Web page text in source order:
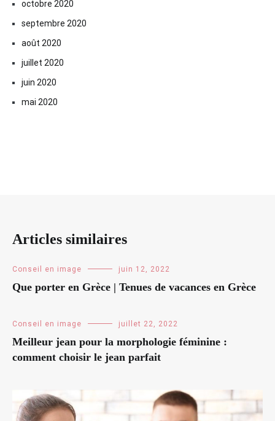
octobre 2020
septembre 2020
août 2020
juillet 2020
juin 2020
mai 2020
Articles similaires
Conseil en image juin 12, 2022
Que porter en Grèce | Tenues de vacances en Grèce
Conseil en image juillet 22, 2022
Meilleur jean pour la morphologie féminine :
comment choisir le jean parfait